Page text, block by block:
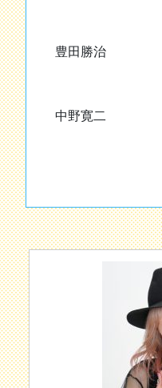
豊田勝治
中野寛二